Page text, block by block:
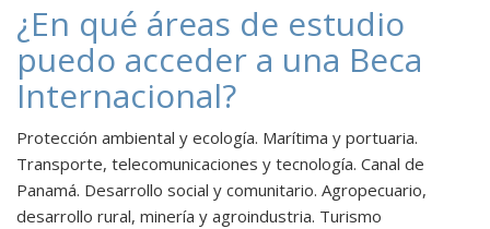
¿En qué áreas de estudio
puedo acceder a una Beca
Internacional?
Protección ambiental y ecología. Marítima y portuaria.
Transporte, telecomunicaciones y tecnología. Canal de
Panamá. Desarrollo social y comunitario. Agropecuario,
desarrollo rural, minería y agroindustria. Turismo